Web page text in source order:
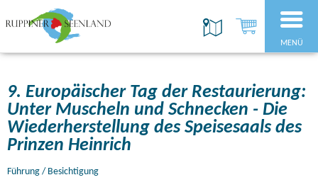
MENÜ
9. Europäischer Tag der Restaurierung:
Unter Muscheln und Schnecken - Die
Wiederherstellung des Speisesaals des
Prinzen Heinrich
Führung / Besichtigung